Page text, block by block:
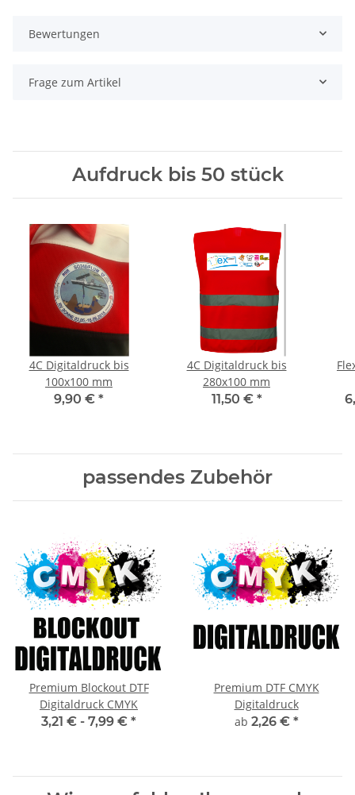
Bewertungen
Frage zum Artikel
Aufdruck bis 50 stück
4C Digitaldruck bis
100x100 mm
9,90 € *
4C Digitaldruck bis
280x100 mm
11,50 € *
passendes Zubehör
Premium Blockout DTF
Digitaldruck CMYK
3,21 € - 7,99 € *
Premium DTF CMYK
Digitaldruck
ab 2,26 € *